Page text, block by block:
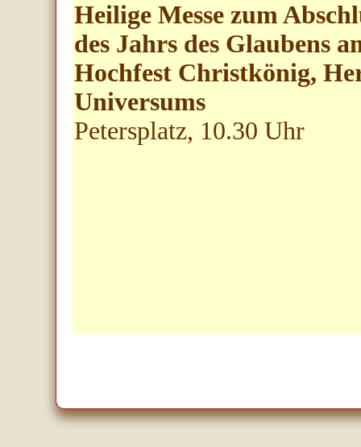
Heilige Messe zum
des Jahrs des Glaubens
Hochfest Christkönig,
Universums
Petersplatz, 10.30 Uhr